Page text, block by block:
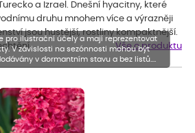
a Izrael. Dnešní hyacitny, které
druhu mnohem více a výrazněji
jsou hustější, rostliny kompaktnější.
Vše o produktu
pro ilustrační účely a mají reprezentovat
V závislosti na sezónnosti mohou být
v dormantním stavu a bez listů.
sestřiženy níže, než je uvedená výška,